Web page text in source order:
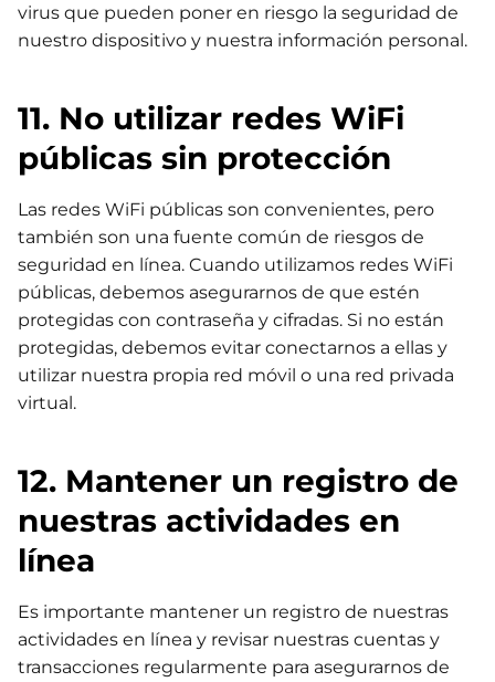
virus que pueden poner en riesgo la seguridad de
nuestro dispositivo y nuestra información personal.
11. No utilizar redes WiFi
públicas sin protección
Las redes WiFi públicas son convenientes, pero
también son una fuente común de riesgos de
seguridad en línea. Cuando utilizamos redes WiFi
públicas, debemos asegurarnos de que estén
protegidas con contraseña y cifradas. Si no están
protegidas, debemos evitar conectarnos a ellas y
utilizar nuestra propia red móvil o una red privada
virtual.
12. Mantener un registro de
nuestras actividades en
línea
Es importante mantener un registro de nuestras
actividades en línea y revisar nuestras cuentas y
transacciones regularmente para asegurarnos de